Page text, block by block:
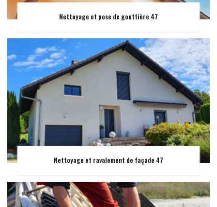
Nettoyage et pose de gouttière 47
Nettoyage et ravalement de façade 47